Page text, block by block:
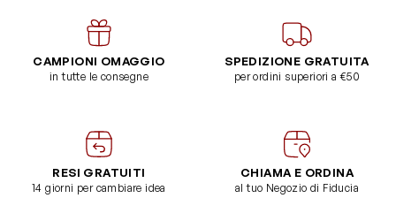
CAMPIONI OMAGGIO
in tutte le consegne
SPEDIZIONE GRATUITA
per ordini superiori a €50
RESI GRATUITI
14 giorni per cambiare idea
CHIAMA E ORDINA
al tuo Negozio di Fiducia